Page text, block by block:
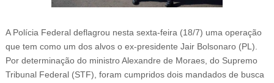
A Polícia Federal deflagrou nesta sexta-feira (18/7) uma operação
que tem como um dos alvos o ex-presidente Jair Bolsonaro (PL).
Por determinação do ministro Alexandre de Moraes, do Supremo
Tribunal Federal (STF), foram cumpridos dois mandados de busca